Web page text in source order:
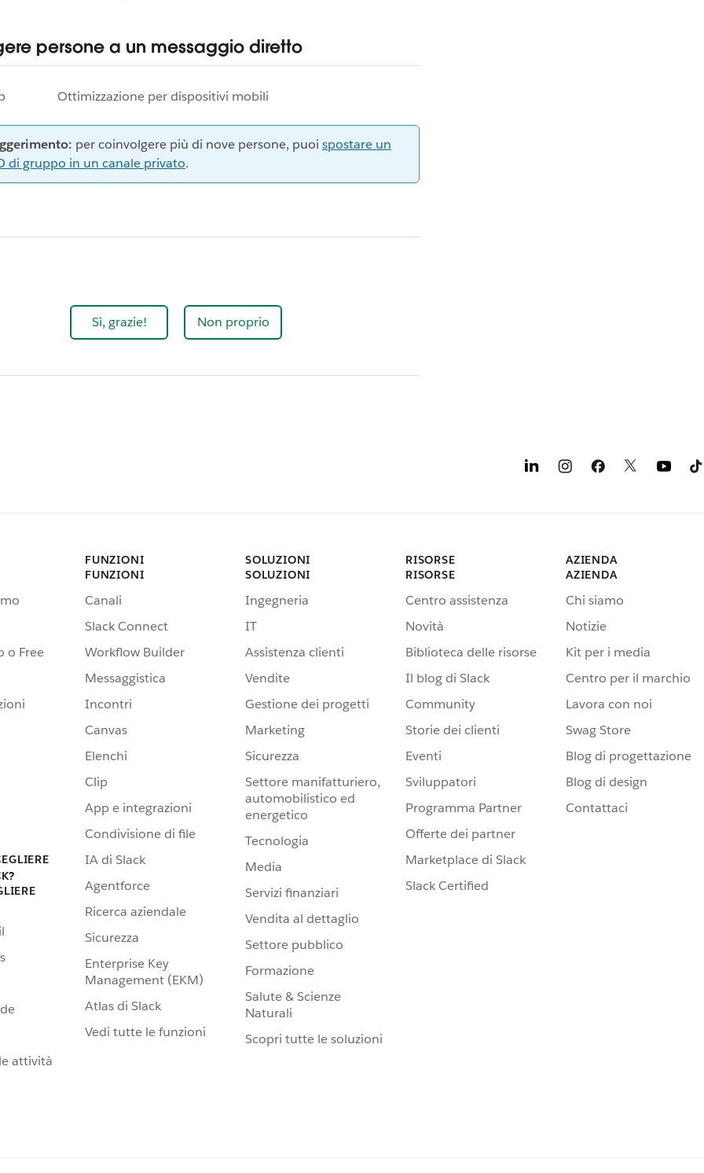
persone a un messaggio diretto
Ottimizzazione per dispositivi mobili
per coinvolgere più di nove persone, puoi spostare un
di gruppo in un canale privato.
Sì, grazie! Non proprio
o Free
attività
FUNZIONI
FUNZIONI
Canali
Slack Connect
Workflow Builder
Messaggistica
Incontri
Canvas
Elenchi
Clip
App e integrazioni
Condivisione di file
IA di Slack
Agentforce
Ricerca aziendale
Sicurezza
Enterprise Key
Management (EKM)
Atlas di Slack
Vedi tutte le funzioni
SOLUZIONI
SOLUZIONI
Ingegneria
IT
Assistenza clienti
Vendite
Gestione dei progetti
Marketing
Sicurezza
Settore manifatturiero,
automobilistico ed
energetico
Tecnologia
Media
Servizi finanziari
Vendita al dettaglio
Settore pubblico
Formazione
Salute & Scienze
Naturali
Scopri tutte le soluzioni
RISORSE
RISORSE
Centro assistenza
Novità
Biblioteca delle risorse
Il blog di Slack
Community
Storie dei clienti
Eventi
Sviluppatori
Programma Partner
Offerte dei partner
Marketplace di Slack
Slack Certified
AZIENDA
AZIENDA
Chi siamo
Notizie
Kit per i media
Centro per il marchio
Lavora con noi
Swag Store
Blog di progettazione
Blog di design
Contattaci